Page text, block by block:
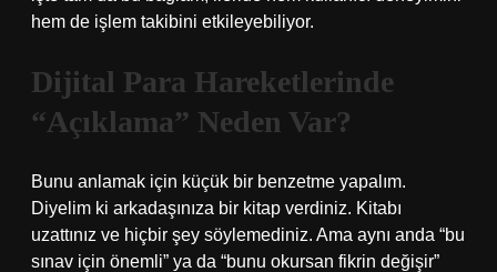
hem de işlem takibini etkileyebiliyor.
Dijital Para Hareketlerinde
“Açıklama” Neden Var?
Bunu anlamak için küçük bir benzetme yapalım.
Diyelim ki arkadaşınıza bir kitap verdiniz. Kitabı
uzattınız ve hiçbir şey söylemediniz. Ama aynı anda “bu
sınav için önemli” ya da “bunu okursan fikrin değişir”